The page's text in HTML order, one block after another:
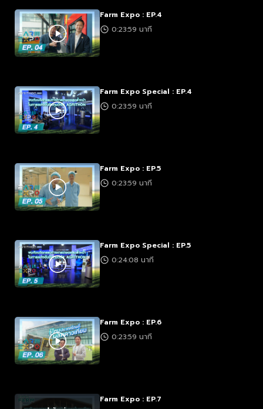
Farm Expo : EP.4
0:23:59 นาที
Farm Expo Special : EP.4
0:23:59 นาที
Farm Expo : EP.5
0:23:59 นาที
Farm Expo Special : EP.5
0:24:08 นาที
Farm Expo : EP.6
0:23:59 นาที
Farm Expo : EP.7